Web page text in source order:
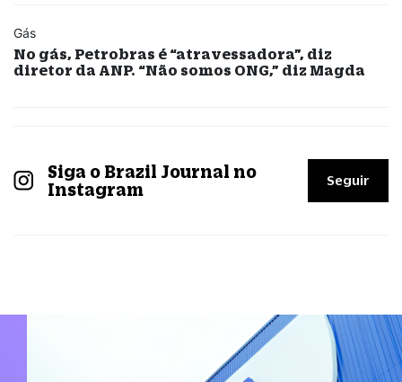
Gás
No gás, Petrobras é “atravessadora”, diz
diretor da ANP. “Não somos ONG,” diz Magda
Siga o Brazil Journal no
Instagram
Seguir